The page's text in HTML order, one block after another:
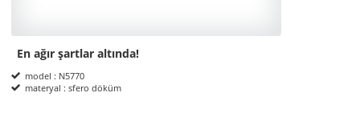
Product Informations
En ağır şartlar altında!
model : N5770
materyal : sfero döküm